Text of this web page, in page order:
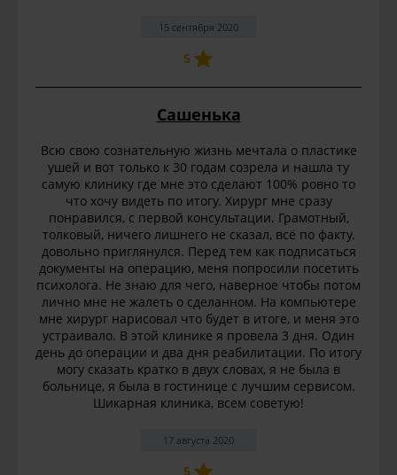
15 сентября 2020
5
Сашенька
Всю свою сознательную жизнь мечтала о пластике
ушей и вот только к 30 годам созрела и нашла ту
самую клинику где мне это сделают 100% ровно то
что хочу видеть по итогу. Хирург мне сразу
понравился, с первой консультации. Грамотный,
толковый, ничего лишнего не сказал, всё по факту.
довольно приглянулся. Перед тем как подписаться
документы на операцию, меня попросили посетить
психолога. Не знаю для чего, наверное чтобы потом
лично мне не жалеть о сделанном. На компьютере
мне хирург нарисовал что будет в итоге, и меня это
устраивало. В этой клинике я провела 3 дня. Один
день до операции и два дня реабилитации. По итогу
могу сказать кратко в двух словах, я не была в
больнице, я была в гостинице с лучшим сервисом.
Шикарная клиника, всем советую!
17 августа 2020
5